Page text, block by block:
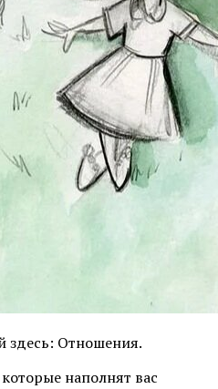
здесь: Отношения.
наполнят вас